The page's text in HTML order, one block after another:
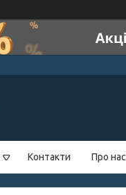
Контакти Про нас